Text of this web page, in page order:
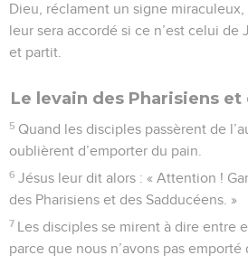
Dieu, réclament un signe
leur sera accordé si ce n’est celui de
et partit.
Le levain des Pharisiens et
5 Quand les disciples passèrent de
oublièrent d’emporter du pain.
6 Jésus leur dit alors : « Attention !
des Pharisiens et des Sadducéens. »
7 Les disciples se mirent à dire entre
parce que nous n’avons pas emporté